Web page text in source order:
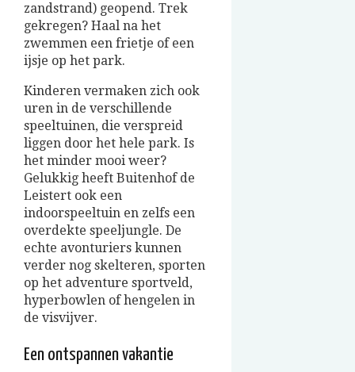
zandstrand) geopend. Trek
gekregen? Haal na het
zwemmen een frietje of een
ijsje op het park.
Kinderen vermaken zich ook
uren in de verschillende
speeltuinen, die verspreid
liggen door het hele park. Is
het minder mooi weer?
Gelukkig heeft Buitenhof de
Leistert ook een
indoorspeeltuin en zelfs een
overdekte speeljungle. De
echte avonturiers kunnen
verder nog skelteren, sporten
op het adventure sportveld,
hyperbowlen of hengelen in
de visvijver.
Een ontspannen vakantie